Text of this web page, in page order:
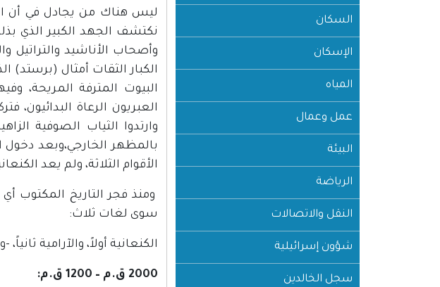
السكان
الإسكان
المياه
عمل وعمال
البيئة
الرياضة
النقل والاتصالات
شؤون إسرائيلية
سجل الخالدين
ليس هناك من يجادل في أن
نكتشف الجهد الكبير الذي
وأصحاب الأناشيد والتراتيل
الكبار الثقات أمثال (برستد)
البيوت المترفة المريحة،
العبريون الرعاة البدائيون،
وارتدوا الثياب الصوفية
بالمظهر الخارجي،وبعد
الأقوام الثلاثة، ولم يعد
سوى لغات ثلاث:
الكنعانية أولاً، والآرامية
2000 ق.م – 1200 ق.م: